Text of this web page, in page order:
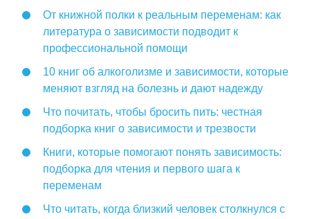
От книжной полки к реальным переменам: как
литература о зависимости подводит к
профессиональной помощи
10 книг об алкоголизме и зависимости, которые
меняют взгляд на болезнь и дают надежду
Что почитать, чтобы бросить пить: честная
подборка книг о зависимости и трезвости
Книги, которые помогают понять зависимость:
подборка для чтения и первого шага к
переменам
Что читать, когда близкий человек столкнулся с